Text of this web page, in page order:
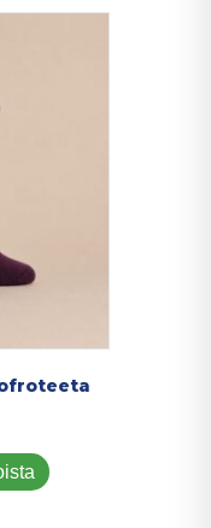
muunnelma.
tuotteella